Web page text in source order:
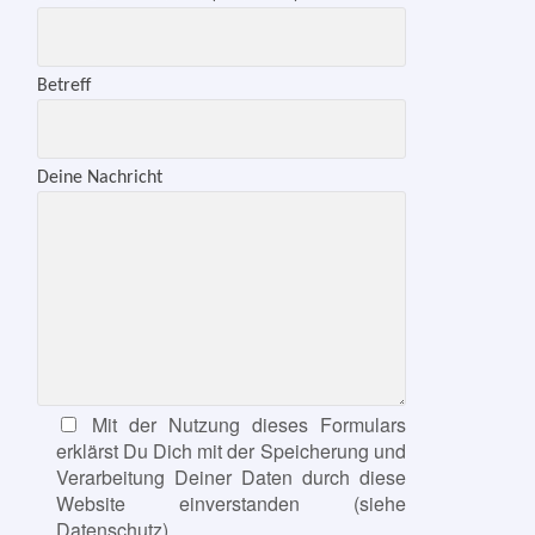
Betreff
Deine Nachricht
Bitte las­se die­ses Feld leer.
Mit der Nutzung die­ses Formulars
erklärst Du Dich mit der Speicherung und
Verarbeitung Deiner Daten durch die­se
Website ein­ver­stan­den (sie­he
Datenschutz).